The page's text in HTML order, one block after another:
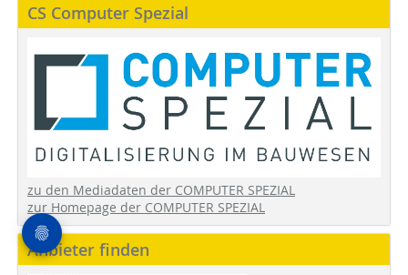
CS Computer Spezial
zu den Mediadaten der COMPUTER SPEZIAL
zur Homepage der COMPUTER SPEZIAL
Anbieter finden